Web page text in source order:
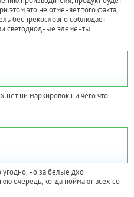
этом это не отменяет того факта,
беспрекословно соблюдает
светодиодные элементы.
нет ни маркировок ни чего что
угодно, но за белые дхо
очередь, когда поймают всех со